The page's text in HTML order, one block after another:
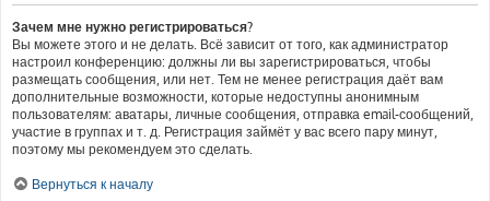
Зачем мне нужно регистрироваться?
Вы можете этого и не делать. Всё зависит от того, как администратор
настроил конференцию: должны ли вы зарегистрироваться, чтобы
размещать сообщения, или нет. Тем не менее регистрация даёт вам
дополнительные возможности, которые недоступны анонимным
пользователям: аватары, личные сообщения, отправка email-сообщений,
участие в группах и т. д. Регистрация займёт у вас всего пару минут,
поэтому мы рекомендуем это сделать.
Вернуться к началу